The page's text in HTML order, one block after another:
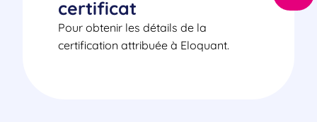
certificat
Pour obtenir les détails de la
certification attribuée à Eloquant.